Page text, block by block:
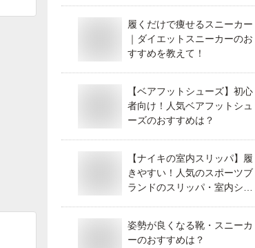
履くだけで痩せるスニーカー
｜ダイエットスニーカーのお
すすめを教えて！
【ベアフットシューズ】初心
者向け！人気ベアフットシュ
ーズのおすすめは？
【ナイキの室内スリッパ】履
きやすい！人気のスポーツブ
ランドのスリッパ・室内シュ
姿勢が良くなる靴・スニーカ
ーのおすすめは？